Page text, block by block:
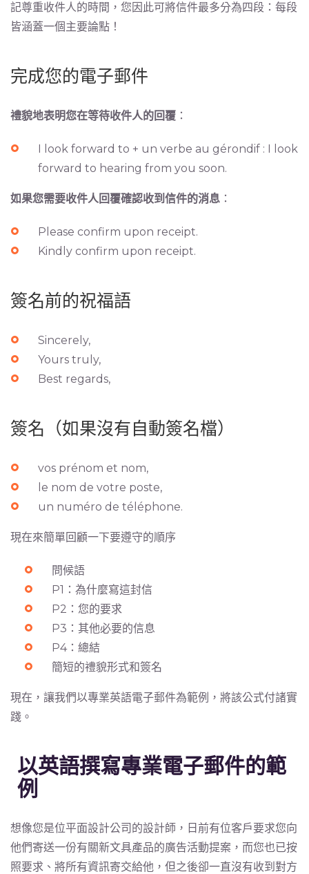
記尊重收件人的時間，您因此可將信件最多分為四段：​​每段
皆涵蓋一個主要論點！
完成您的電子郵件
禮貌地表明您在等待收件人的回覆 ：
I look forward to + un verbe au gérondif : I look
forward to hearing from you soon.
如果您需要收件人回覆確認收到信件的消息 ：
Please confirm upon receipt.
Kindly confirm upon receipt.
簽名前的祝福語
Sincerely,
Yours truly,
Best regards,
簽名（如果沒有自動簽名檔）
vos prénom et nom,
le nom de votre poste,
un numéro de téléphone.
現在來簡單回顧一下要遵守的順序
問候語
P1：為什麼寫這封信
P2：您的要求
P3：其他必要的信息
P4：總結
簡短的禮貌形式和簽名
現在，讓我們以專業英語電子郵件為範例，將該公式付諸實
踐。
以英語撰寫專業電子郵件的範
例
想像您是位平面設計公司的設計師，日前有位客戶要求您向
他們寄送一份有關新文具產品的廣告活動提案，而您也已按
照要求、將所有資訊寄交給他，但之後卻一直沒有收到對方